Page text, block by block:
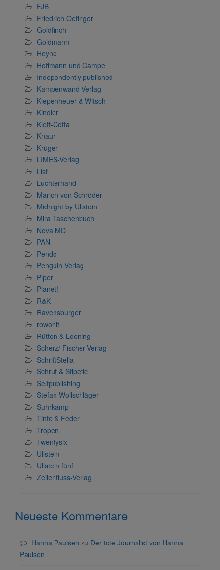
FJB
Friedrich Oetinger
Goldfinch
Goldmann
Heyne
Hoffmann und Campe
Independently published
Kampenwand Verlag
Kiepenheuer & Witsch
Kindler
Klett-Cotta
Knaur
Krüger
LIMES-Verlag
List
Luchterhand
Marion von Schröder
Midnight by Ullstein
Mira Taschenbuch
Nova MD
PAN
Pendo
Penguin Verlag
Piper
Planet!
R&K
Ravensburger
rowohlt
Rütten & Loening
Scherz/ Fischer-Verlag
SchriftStella
Schruf & Stipetic
Selfpublishing
Stefan Wollschläger
Suhrkamp
Tinte & Feder
Tropen
Twentysix
Ullstein
Ullstein fünf
Zeilenfluss-Verlag
Neueste Kommentare
Hanna Paulsen zu Der tote Journalist von Hanna
Paulsen